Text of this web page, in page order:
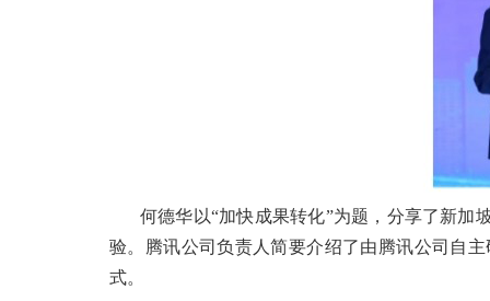
何德华以“加快成果转化”为题，分享了新加
验。腾讯公司负责人简要介绍了由腾讯公司自
式。